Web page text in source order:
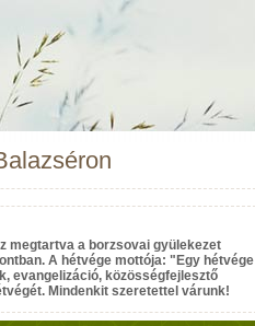
megtartva a borzsovai gyülekezet
A hétvége mottója: "Egy hétvége
evangelizáció, közösségfejlesztő
Mindenkit szeretettel várunk!